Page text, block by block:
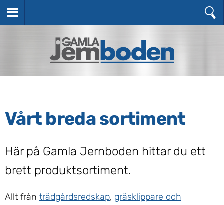
Vårt breda sortiment
Här på Gamla Jernboden hittar du ett
brett produktsortiment.
Allt från trädgårdsredskap, gräsklippare och